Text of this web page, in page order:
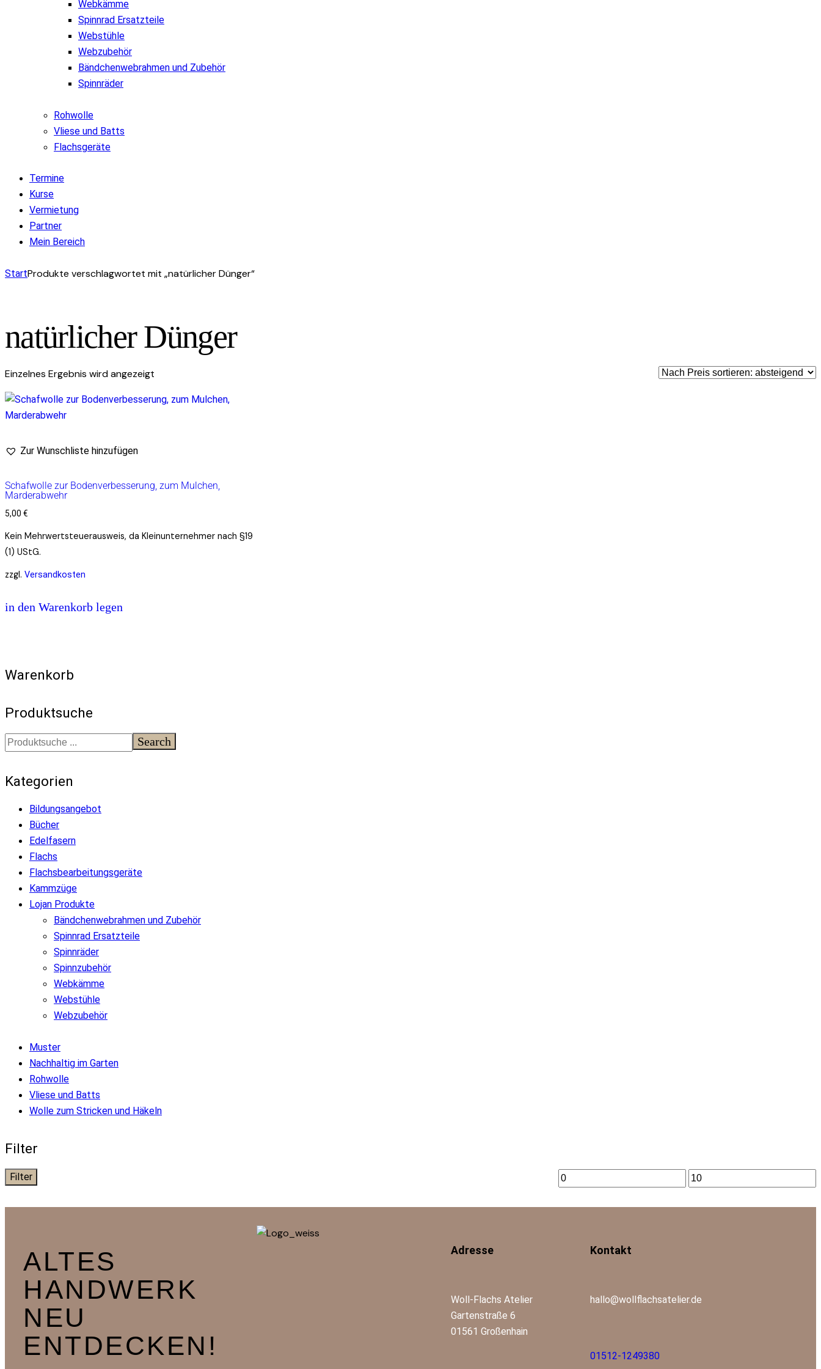
Webkämme
Spinnrad Ersatzteile
Webstühle
Webzubehör
Bändchenwebrahmen und Zubehör
Spinnräder
Rohwolle
Vliese und Batts
Flachsgeräte
Termine
Kurse
Vermietung
Partner
Mein Bereich
StartProdukte verschlagwortet mit „natürlicher Dünger“
natürlicher Dünger
Einzelnes Ergebnis wird angezeigt
Zur Wunschliste hinzufügen
Schafwolle zur Bodenverbesserung, zum Mulchen,
Marderabwehr
5,00 €
Kein Mehrwertsteuerausweis, da Kleinunternehmer nach §19
(1) UStG.
zzgl. Versandkosten
in den Warenkorb legen
Warenkorb
Produktsuche
Search
Kategorien
Bildungsangebot
Bücher
Edelfasern
Flachs
Flachsbearbeitungsgeräte
Kammzüge
Lojan Produkte
Bändchenwebrahmen und Zubehör
Spinnrad Ersatzteile
Spinnräder
Spinnzubehör
Webkämme
Webstühle
Webzubehör
Muster
Nachhaltig im Garten
Rohwolle
Vliese und Batts
Wolle zum Stricken und Häkeln
Filter
Filter
ALTES
HANDWERK
NEU
ENTDECKEN!
Adresse
Woll-Flachs Atelier
Gartenstraße 6
01561 Großenhain
Kontakt
hallo@wollflachsatelier.de
01512-1249380